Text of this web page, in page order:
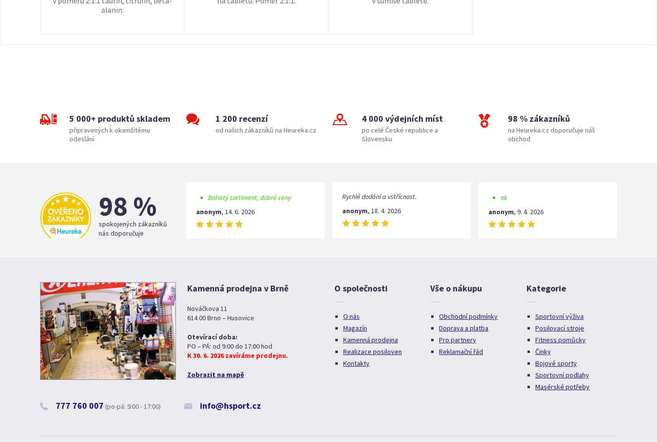
alanin.
5 000+ produktů skladem
připravených k okamžitému
odeslání
1 200 recenzí
od našich zákazníků na Heureka.cz
4 000 výdejních míst
po celé České republice a
Slovensku
98 % zákazníků
na Heureka.cz doporučuje náš
obchod
98 %
spokojených zákazníků
nás doporučuje
Bohatý sortiment, dobré ceny
anonym, 14. 6. 2026
Rychlé dodání a vstřícnost.
anonym, 18. 4. 2026
ok
anonym, 9. 4. 2026
Kamenná prodejna v Brně
Nováčkova 11
614 00 Brno – Husovice
Otevírací doba:
PO – PÁ: od 9:00 do 17:00 hod
K 30. 6. 2026 zavíráme prodejnu.
Zobrazit na mapě
777 760 007 (po-pá: 9:00 - 17:00) info@hsport.cz
O společnosti
O nás
Magazín
Kamenná prodejna
Realizace posiloven
Kontakty
Vše o nákupu
Obchodní podmínky
Doprava a platba
Pro partnery
Reklamační řád
Kategorie
Sportovní výživa
Posilovací stroje
Fitness pomůcky
Činky
Bojové sporty
Sportovní podlahy
Masérské potřeby